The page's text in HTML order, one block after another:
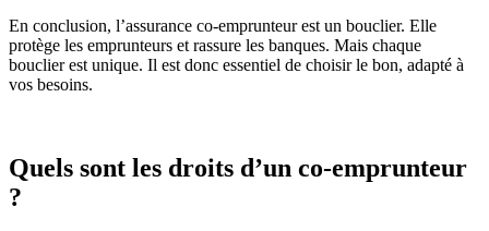
En conclusion, l’assurance co-emprunteur est un bouclier. Elle
protège les emprunteurs et rassure les banques. Mais chaque
bouclier est unique. Il est donc essentiel de choisir le bon, adapté à
vos besoins.
Quels sont les droits d’un co-emprunteur
?